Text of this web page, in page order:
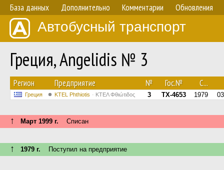
База данных Дополнительно Комментарии Обновления
Автобусный транспорт
Греция, Angelidis № 3
Регион Предприятие № Гос.№ С...
Греция ΚΤΕL Phthiotis ΚΤΕΛ Φθιώτιδος 3 TX-4653 1979
↑ Март 1999 г. Списан
↑ 1979 г. Поступил на предприятие